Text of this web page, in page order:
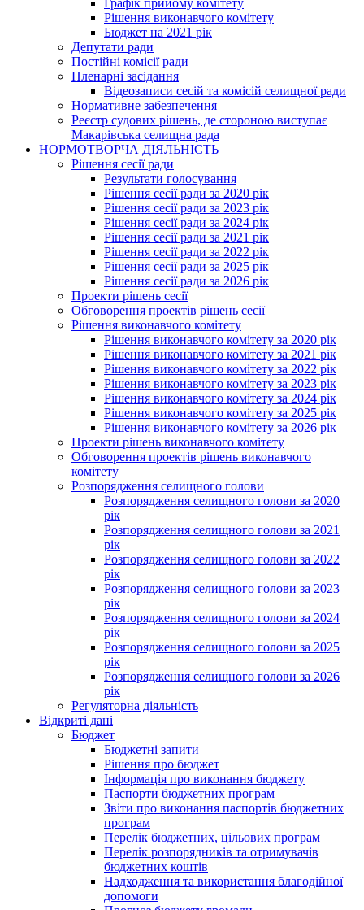
Графік прийому комітету
Рішення виконавчого комітету
Бюджет на 2021 рік
Депутати ради
Постійні комісії ради
Пленарні засідання
Відеозаписи сесій та комісій селищної ради
Нормативне забезпечення
Реєстр судових рішень, де стороною виступає
Макарівська селищна рада
НОРМОТВОРЧА ДІЯЛЬНІСТЬ
Рішення сесії ради
Результати голосування
Рішення сесії ради за 2020 рік
Рішення сесії ради за 2023 рік
Рішення сесії ради за 2024 рік
Рішення сесії ради за 2021 рік
Рішення сесії ради за 2022 рік
Рішення сесії ради за 2025 рік
Рішення сесії ради за 2026 рік
Проекти рішень сесії
Обговорення проектів рішень сесії
Рішення виконавчого комітету
Рішення виконавчого комітету за 2020 рік
Рішення виконавчого комітету за 2021 рік
Рішення виконавчого комітету за 2022 рік
Рішення виконавчого комітету за 2023 рік
Рішення виконавчого комітету за 2024 рік
Рішення виконавчого комітету за 2025 рік
Рішення виконавчого комітету за 2026 рік
Проекти рішень виконавчого комітету
Обговорення проектів рішень виконавчого
комітету
Розпорядження селищного голови
Розпорядження селищного голови за 2020
рік
Розпорядження селищного голови за 2021
рік
Розпорядження селищного голови за 2022
рік
Розпорядження селищного голови за 2023
рік
Розпорядження селищного голови за 2024
рік
Розпорядження селищного голови за 2025
рік
Розпорядження селищного голови за 2026
рік
Регуляторна діяльність
Відкриті дані
Бюджет
Бюджетні запити
Рішення про бюджет
Інформація про виконання бюджету
Паспорти бюджетних програм
Звіти про виконання паспортів бюджетних
програм
Перелік бюджетних, цільових програм
Перелік розпорядників та отримувачів
бюджетних коштів
Надходження та використання благодійної
допомоги